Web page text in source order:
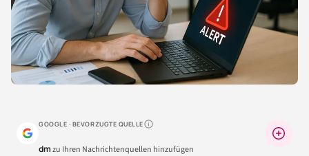
GOOGLE · BEVORZUGTE QUELLEWarum lohnt sich das?
dmzu Ihren Nachrichtenquellen hinzufügen